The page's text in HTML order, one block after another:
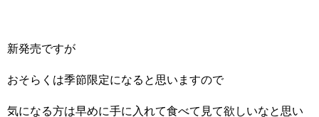
新発売ですが
おそらくは季節限定になると思いますので
気になる方は早めに手に入れて食べて見て欲しいなと思い